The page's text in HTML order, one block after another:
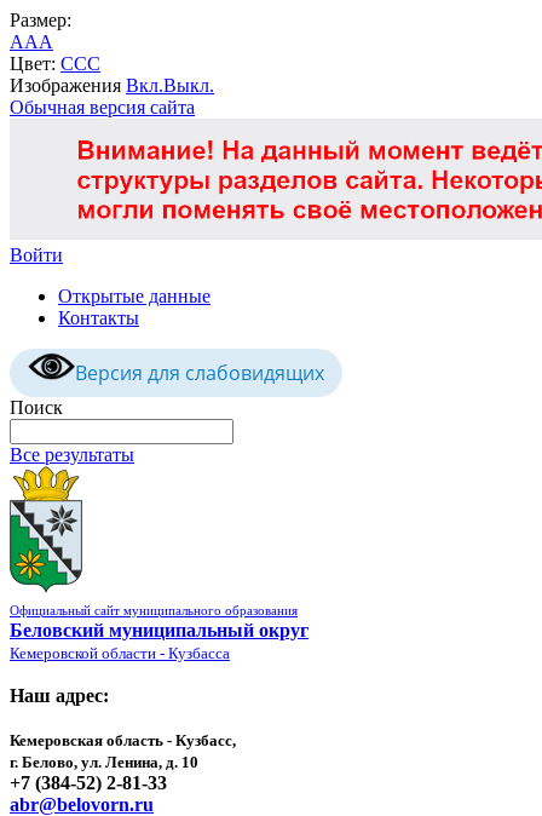
Размер:
AAA
Цвет: CCC
Изображения Вкл.Выкл.
Обычная версия сайта
Войти
Открытые данные
Контакты
Версия для слабовидящих
Поиск
Все результаты
Официальный сайт муниципального образования
Беловский муниципальный округ
Кемеровской области - Кузбасса
Наш адрес:
Кемеровская область - Кузбасс,
г. Белово, ул. Ленина, д. 10
+7 (384-52) 2-81-33
abr@belovorn.ru